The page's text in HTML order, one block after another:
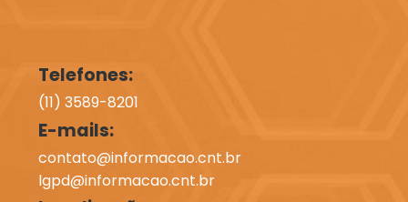
Telefones:
(11) 3589-8201
E-mails:
contato@informacao.cnt.br
lgpd@informacao.cnt.br